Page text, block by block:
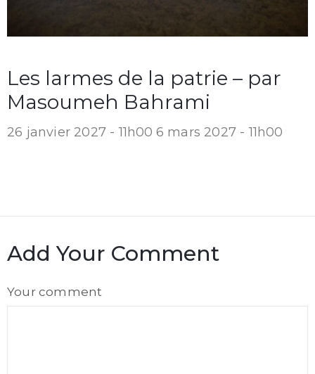
Les larmes de la patrie – par
Masoumeh Bahrami
26 janvier 2027 - 11h00 6 mars 2027 - 11h00
Add Your Comment
Your comment